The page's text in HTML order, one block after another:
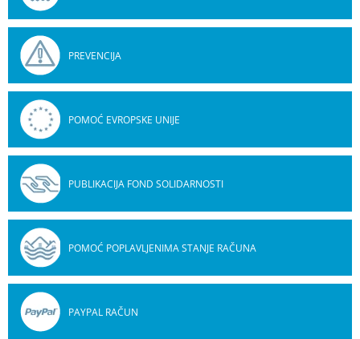
PREVENCIJA
POMOĆ EVROPSKE UNIJE
PUBLIKACIJA FOND SOLIDARNOSTI
POMOĆ POPLAVLJENIMA STANJE RAČUNA
PAYPAL RAČUN